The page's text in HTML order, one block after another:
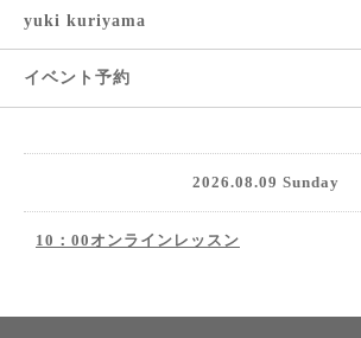
yuki kuriyama
イベント予約
2026.08.09 Sunday
10：00オンラインレッスン